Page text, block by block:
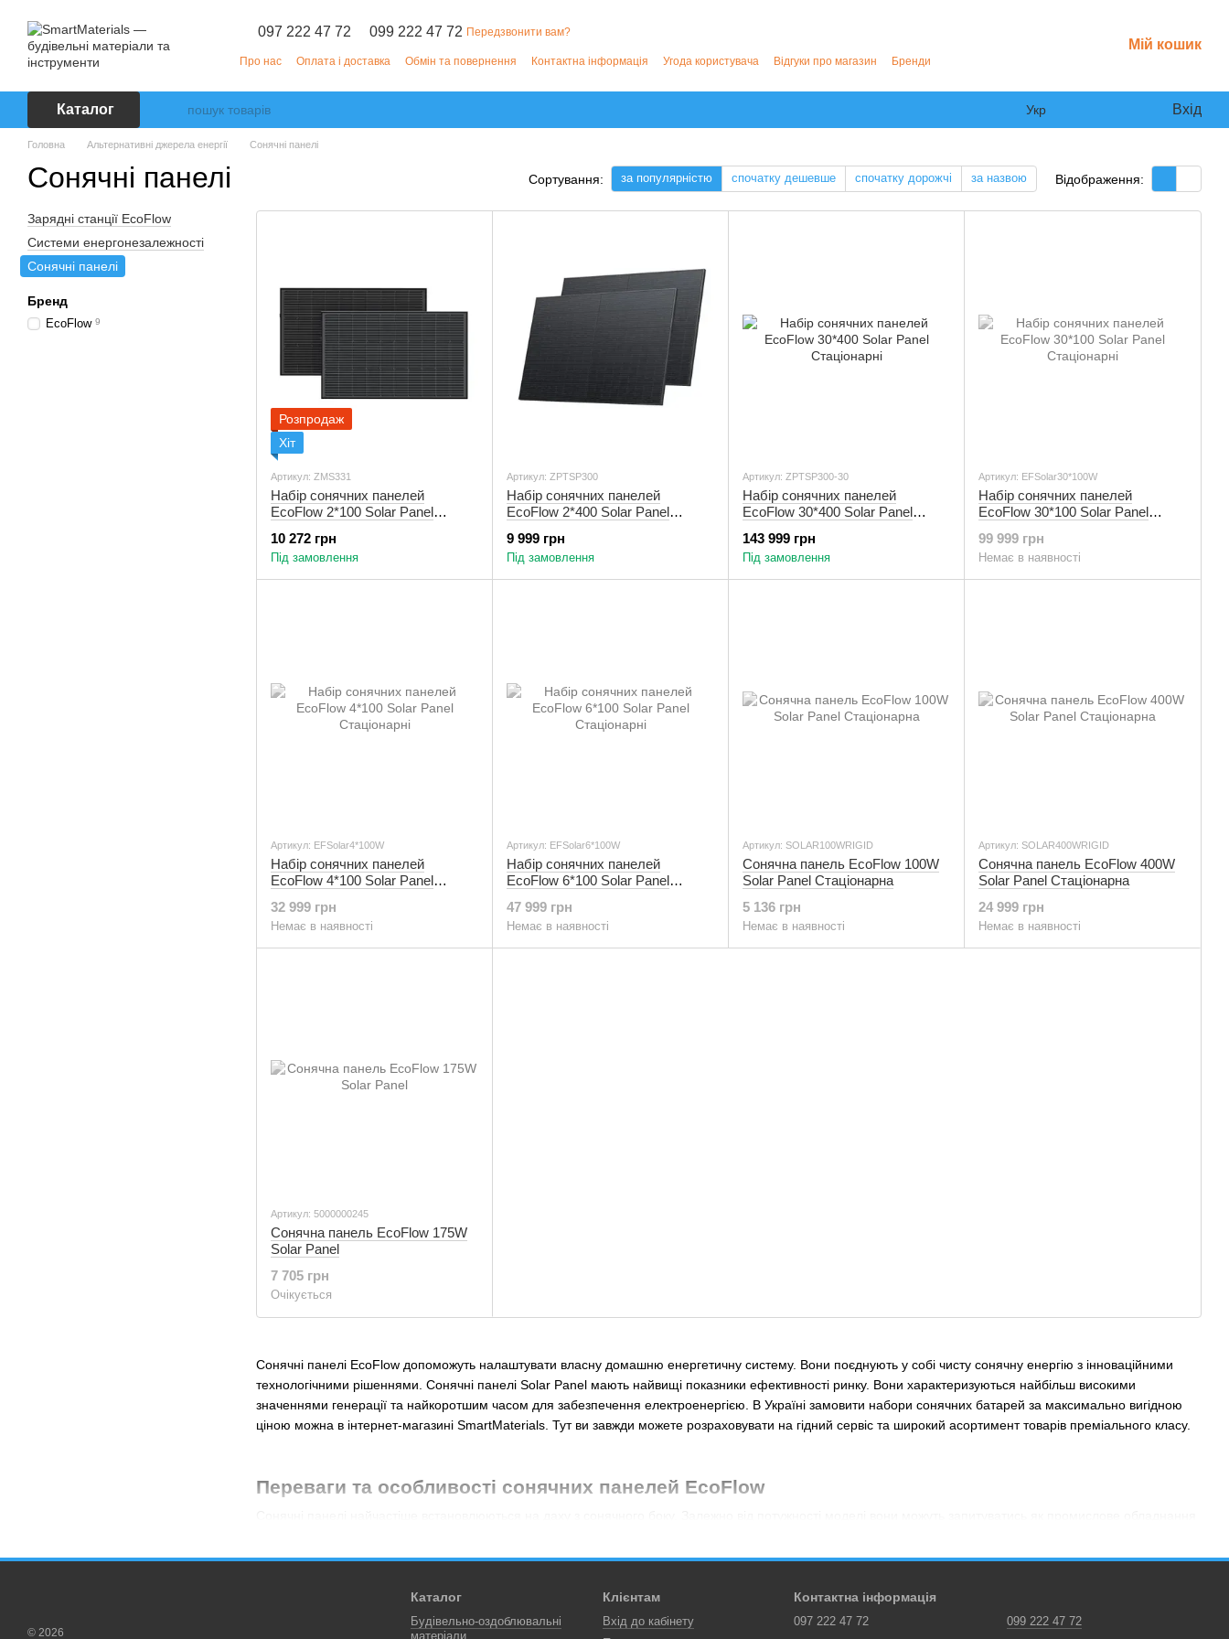
097 222 47 72 099 222 47 72 Передзвонити вам?
Про нас Оплата і доставка Обмін та повернення Контактна інформація Угода користувача Відгуки про магазин Бренди
Мій кошик
Каталог Укр Вхід
Головна Альтернативні джерела енергії Сонячні панелі
Сонячні панелі Сортування: за популярністю спочатку дешевше спочатку дорожчі за назвою Відображення:
Сонячні панелі EcoFlow допоможуть налаштувати власну домашню енергетичну систему. Вони поєднують у собі чисту сонячну енергію з інноваційними
технологічними рішеннями. Сонячні панелі Solar Panel мають найвищі показники ефективності ринку. Вони характеризуються найбільш високими
значеннями генерації та найкоротшим часом для забезпечення електроенергією. В Україні замовити набори сонячних батарей за максимально вигідною
ціною можна в інтернет-магазині SmartMaterials. Тут ви завжди можете розраховувати на гідний сервіс та широкий асортимент товарів преміального класу.
Переваги та особливості сонячних панелей EcoFlow
Всі переваги сонячних панелей перерахувати буде досить складно, тому наголосимо на головних:
довговічність (працюють від 25 до 50 років);
функціонування при екстремальних температурах (від – 40 ℃ до +85 ℃);
Розпродаж
Хіт
Артикул: ZMS331
Набір сонячних панелей
EcoFlow 2*100 Solar Panel
10 272 грн
Під замовлення
Артикул: ZPTSP300
Набір сонячних панелей
EcoFlow 2*400 Solar Panel
9 999 грн
Під замовлення
Артикул: ZPTSP300-30
Набір сонячних панелей
EcoFlow 30*400 Solar Panel
143 999 грн
Під замовлення
Артикул: EFSolar30*100W
Набір сонячних панелей
EcoFlow 30*100 Solar Panel
99 999 грн
Немає в наявності
Артикул: EFSolar4*100W
Набір сонячних панелей
EcoFlow 4*100 Solar Panel
32 999 грн
Немає в наявності
Артикул: EFSolar6*100W
Набір сонячних панелей
EcoFlow 6*100 Solar Panel
47 999 грн
Немає в наявності
Артикул: SOLAR100WRIGID
Сонячна панель EcoFlow 100W
Solar Panel Стаціонарна
5 136 грн
Немає в наявності
Артикул: SOLAR400WRIGID
Сонячна панель EcoFlow 400W
Solar Panel Стаціонарна
24 999 грн
Немає в наявності
Артикул: 5000000245
Сонячна панель EcoFlow 175W
Solar Panel
7 705 грн
Очікується
Зарядні станції EcoFlow
Системи енергонезалежності
Сонячні панелі
Бренд
EcoFlow 9
© 2026
Каталог
Будівельно-оздоблювальні
матеріали
Клієнтам
Вхід до кабінету
Контактна інформація
097 222 47 72 099 222 47 72